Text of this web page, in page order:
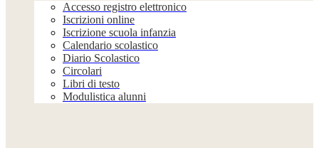
Accesso registro elettronico
Iscrizioni online
Iscrizione scuola infanzia
Calendario scolastico
Diario Scolastico
Circolari
Libri di testo
Modulistica alunni